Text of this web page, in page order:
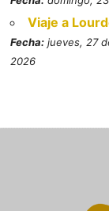
Viaje a
Fecha: jueves, 27
2026